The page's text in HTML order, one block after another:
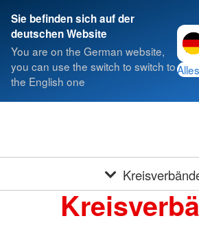
Sie befinden sich auf der
deutschen Website
You are on the German website,
you can use the switch to switch to
the English one